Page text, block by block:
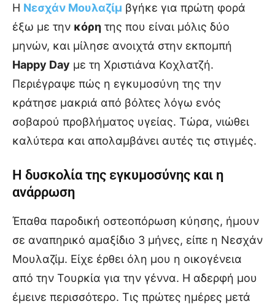
Η Νεσχάν Μουλαζίμ βγήκε για πρώτη φορά
έξω με την κόρη της που είναι μόλις δύο
μηνών, και μίλησε ανοιχτά στην εκπομπή
Happy Day με τη Χριστιάνα Κοχλατζή.
Περιέγραψε πώς η εγκυμοσύνη της την
κράτησε μακριά από βόλτες λόγω ενός
σοβαρού προβλήματος υγείας. Τώρα, νιώθει
καλύτερα και απολαμβάνει αυτές τις στιγμές.
Η δυσκολία της εγκυμοσύνης και η
ανάρρωση
Έπαθα παροδική οστεοπόρωση κύησης, ήμουν
σε αναπηρικό αμαξίδιο 3 μήνες, είπε η Νεσχάν
Μουλαζίμ. Είχε έρθει όλη μου η οικογένεια
από την Τουρκία για την γέννα. Η αδερφή μου
έμεινε περισσότερο. Τις πρώτες ημέρες μετά